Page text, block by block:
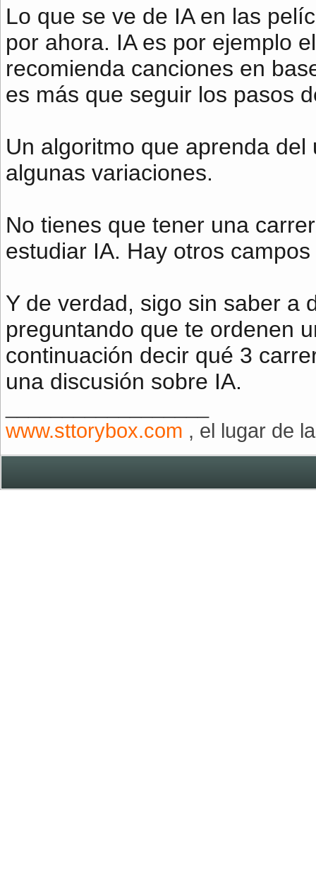
Lo que se ve de IA en las
por ahora. IA es por ejemplo
recomienda canciones en
es más que seguir los pasos
Un algoritmo que aprenda
algunas variaciones.
No tienes que tener una
estudiar IA. Hay otros
Y de verdad, sigo sin saber a
preguntando que te ordenen
continuación decir qué 3
una discusión sobre IA.
www.sttorybox.com , el lugar de